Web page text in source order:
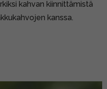
kahvan kiinnittämistä
kanssa.